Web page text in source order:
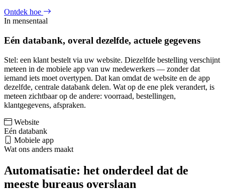
Ontdek hoe
In mensentaal
Eén databank, overal dezelfde, actuele gegevens
Stel: een klant bestelt via uw website. Diezelfde bestelling verschijnt
meteen in de mobiele app van uw medewerkers — zonder dat
iemand iets moet overtypen. Dat kan omdat de website en de app
dezelfde, centrale databank delen. Wat op de ene plek verandert, is
meteen zichtbaar op de andere: voorraad, bestellingen,
klantgegevens, afspraken.
Website
Eén databank
Mobiele app
Wat ons anders maakt
Automatisatie: het onderdeel dat de
meeste bureaus overslaan